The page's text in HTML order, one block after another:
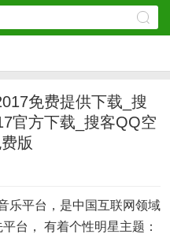
免费提供下载_搜
官方下载_搜客QQ空
版
乐平台，是中国互联网领域
台， 有着个性明星主题：